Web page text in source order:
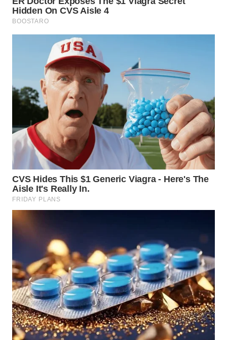
WN
MALUT
WN
DANAU
WN
WN
LANGKAT
SELATAN
WN
TANJUNG
LESUNG
WN
KARO